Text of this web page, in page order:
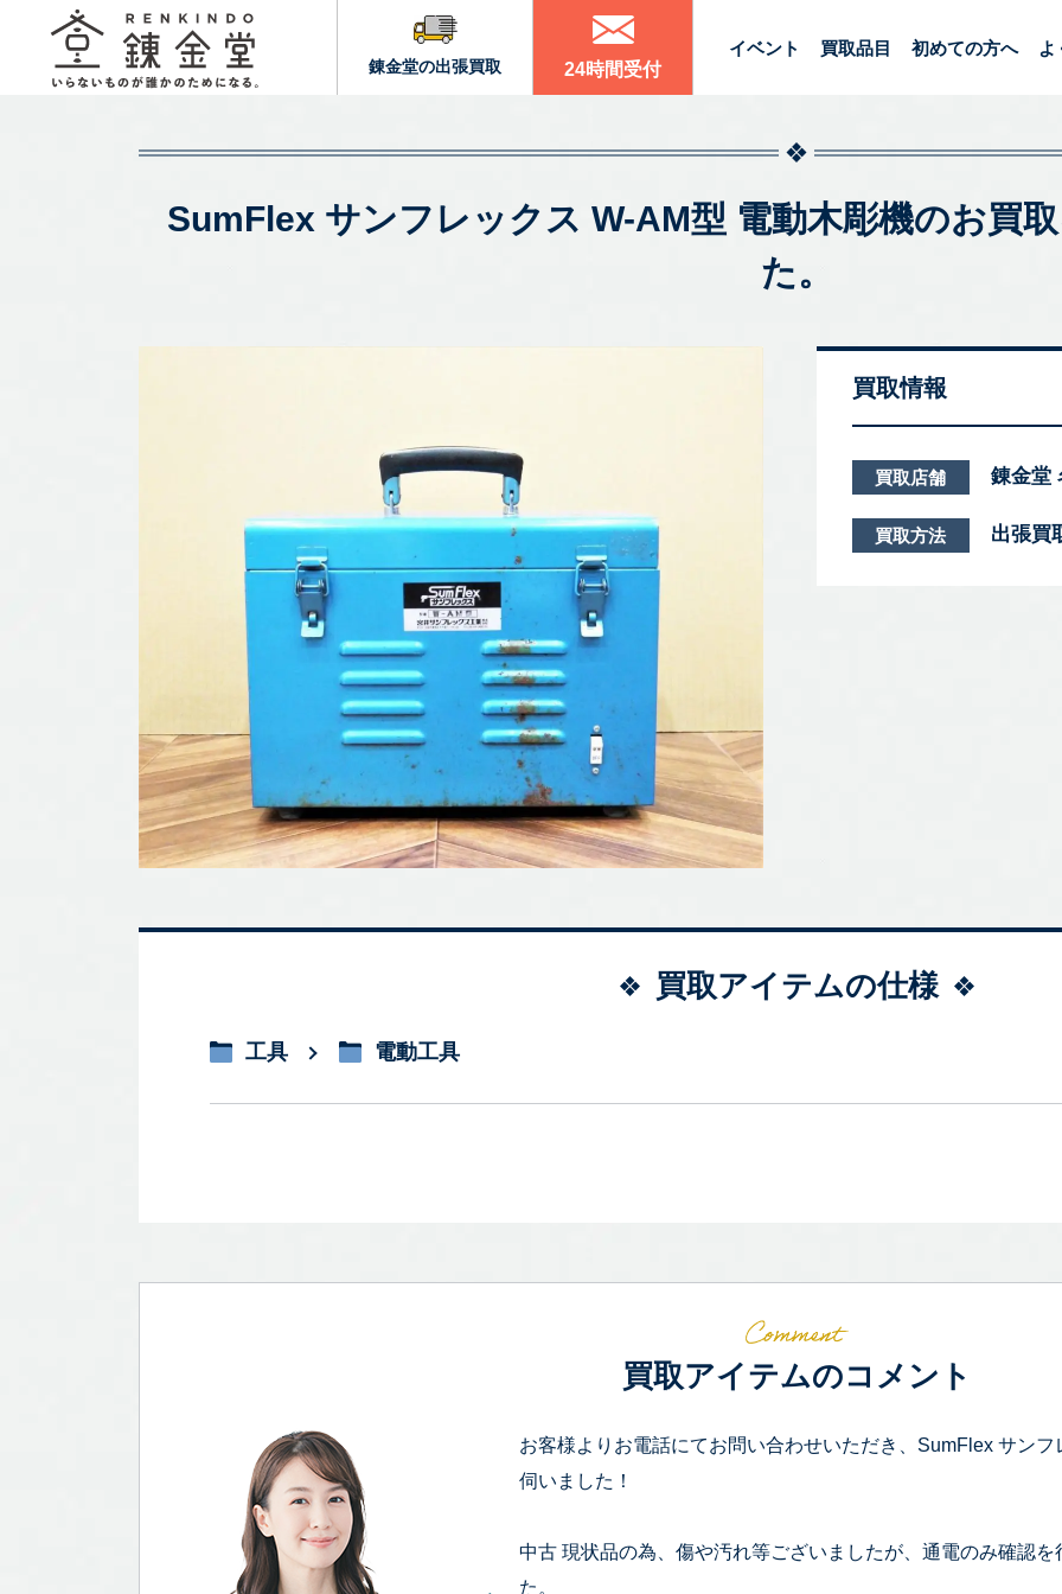
錬金堂の出張買取 24時間受付
イベント 買取品目 初めての方へ よ
SumFlex サンフレックス W-AM型 電動木彫機のお買
た。
買取情報
買取店舗 錬金堂
買取方法 出張買
買取アイテムの仕様
工具 電動工具
買取アイテムのコメント
お客様よりお電話にてお問い合わせいただき、SumFlex サン
伺いました！
中古 現状品の為、傷や汚れ等ございましたが、通電のみ確認
た。